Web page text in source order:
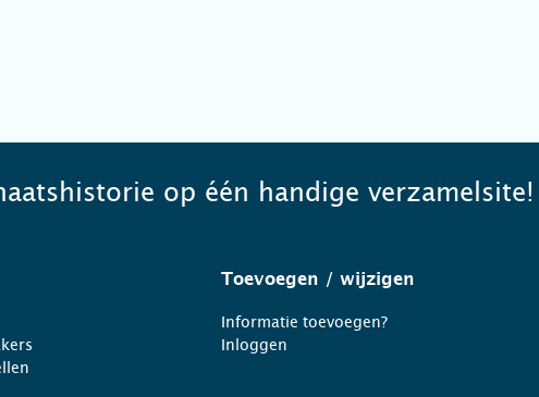
op één handige verzamelsite!
Toevoegen / wijzigen
Informatie toevoegen?
Inloggen